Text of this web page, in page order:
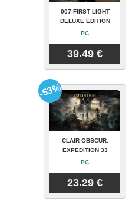
007 FIRST LIGHT
DELUXE EDITION
PC
39.49 €
CLAIR OBSCUR:
EXPEDITION 33
PC
23.29 €
-53%